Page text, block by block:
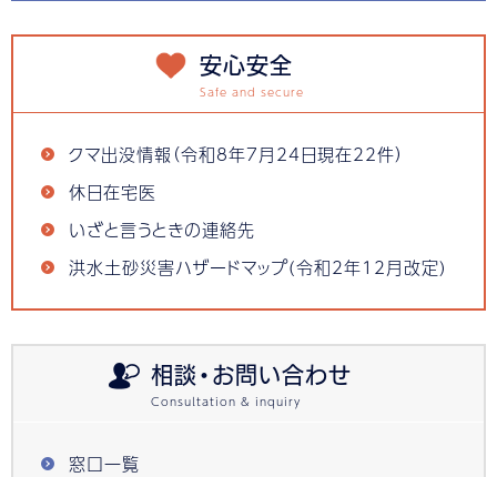
安心安全
クマ出没情報（令和8年7月24日現在22件）
休日在宅医
いざと言うときの連絡先
洪水土砂災害ハザードマップ(令和2年12月改定)
相談・お問い合わせ
窓口一覧